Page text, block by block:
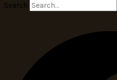
Search